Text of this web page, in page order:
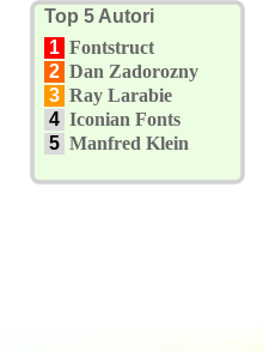
Top 5 Autori
1 Fontstruct
2 Dan Zadorozny
3 Ray Larabie
4 Iconian Fonts
5 Manfred Klein